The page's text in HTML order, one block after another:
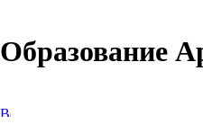
Образование